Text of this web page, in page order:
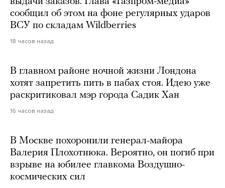
сообщил об этом на фоне регулярных ударов
ВСУ по складам Wildberries
18 часов назад
В главном районе ночной жизни Лондона
хотят запретить пить в пабах стоя. Идею уже
раскритиковал мэр города Садик Хан
16 часов назад
В Москве похоронили генерал-майора
Валерия Плохотнюка. Вероятно, он погиб при
взрыве на юбилее главкома Воздушно-
космических сил